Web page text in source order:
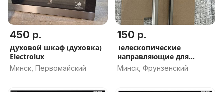
450 р.
Духовой шкаф (духовка)
Electrolux
Минск, Первомайский
150 р.
Телескопические
направляющие для
духовки
Минск, Фрунзенский